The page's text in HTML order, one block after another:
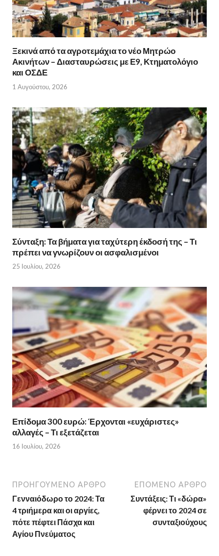
Ξεκινά από τα αγροτεμάχια το νέο Μητρώο
Ακινήτων – Διασταυρώσεις με Ε9, Κτηματολόγιο
και ΟΣΔΕ
1 Αυγούστου, 2026
Σύνταξη: Τα βήματα για ταχύτερη έκδοσή της – Τι
πρέπει να γνωρίζουν οι ασφαλισμένοι
25 Ιουλίου, 2026
Επίδομα 300 ευρώ: Έρχονται «ευχάριστες»
αλλαγές – Τι εξετάζεται
16 Ιουλίου, 2026
ΠΡΟΗΓΟΎΜΕΝΟ ΆΡΘΡΟ
Γενναιόδωρο το 2024: Τα
4 τριήμερα και οι αργίες,
πότε πέφτει Πάσχα και
Αγίου Πνεύματος
ΕΠΌΜΕΝΟ ΆΡΘΡΟ
Συντάξεις: Τι «δώρα»
φέρνει το 2024 σε
συνταξιούχους